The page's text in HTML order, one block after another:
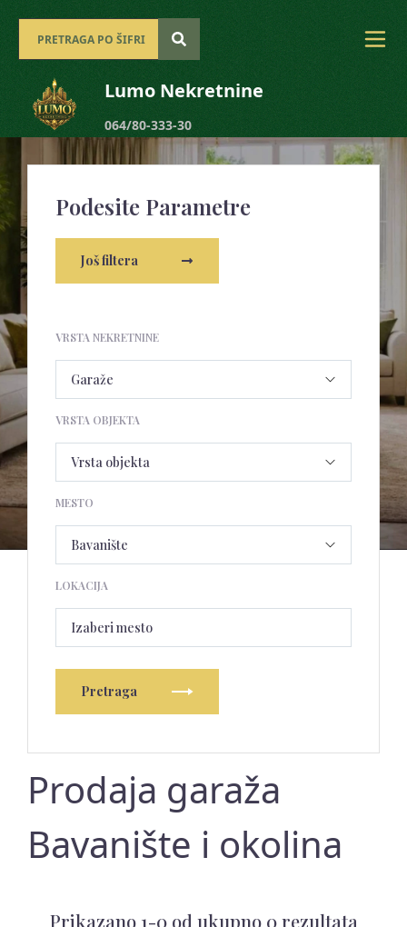
Lumo Nekretnine
064/80-333-30
Podesite Parametre
Još filtera
VRSTA NEKRETNINE
VRSTA OBJEKTA
MESTO
LOKACIJA
Izaberi mesto
Pretraga
Prodaja garaža
Bavanište i okolina
Prikazano 1-0 od ukupno 0 rezultata